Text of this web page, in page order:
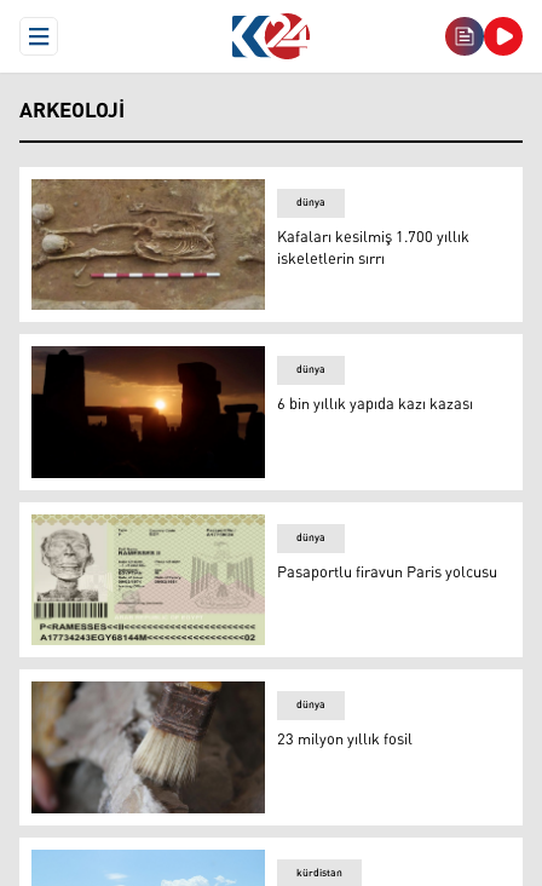
Open Menu
ARKEOLOJI
Kafaları kesilmiş 1.700 yıllık iskeletlerin sırrı
dünya
Kafaları kesilmiş 1.700 yıllık
iskeletlerin sırrı
6 bin yıllık yapıda kazı kazası
dünya
6 bin yıllık yapıda kazı kazası
Pasaportlu firavun Paris yolcusu
dünya
Pasaportlu firavun Paris yolcusu
23 milyon yıllık fosil
dünya
23 milyon yıllık fosil
kürdistan